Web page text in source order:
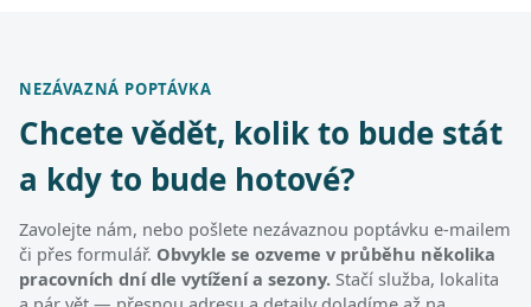
NEZÁVAZNÁ POPTÁVKA
Chcete vědět, kolik to bude stát
a kdy to bude hotové?
Zavolejte nám, nebo pošlete nezávaznou poptávku e-mailem
či přes formulář. Obvykle se ozveme v průběhu několika
pracovních dní dle vytížení a sezony. Stačí služba, lokalita